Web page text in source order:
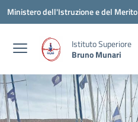
Vai ai contenuti
Vai al menu di navigazione
Vai al footer
Ministero dell'Istruzione e del Merito
Istituto Superiore
Bruno Munari